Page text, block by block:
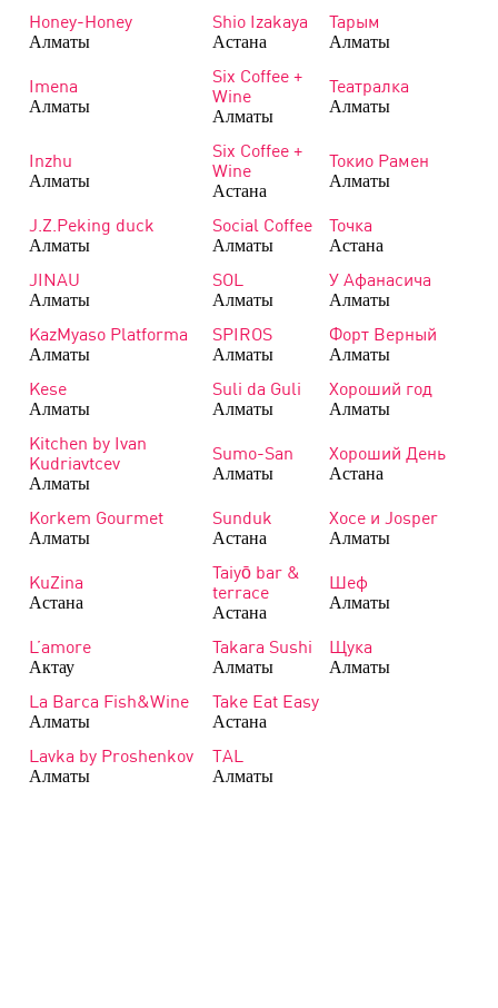
Honey-Honey
Алматы
Shio Izakaya
Астана
Тарым
Алматы
Imena
Алматы
Six Сoffee +
Wine
Алматы
Театралка
Алматы
Inzhu
Алматы
Six Сoffee +
Wine
Астана
Токио Рамен
Алматы
J.Z.Peking duck
Алматы
Social Coffee
Алматы
Точка
Астана
JINAU
Алматы
SOL
Алматы
У Афанасича
Алматы
KazMyaso Platforma
Алматы
SPIROS
Алматы
Форт Верный
Алматы
Kese
Алматы
Suli da Guli
Алматы
Хороший год
Алматы
Kitchen by Ivan
Kudriavtcev
Алматы
Sumo-San
Алматы
Хороший День
Астана
Korkem Gourmet
Алматы
Sunduk
Астана
Хосе и Josper
Алматы
KuZina
Астана
Taiyō bar &
terrace
Астана
Шеф
Алматы
L’amore
Актау
Takara Sushi
Алматы
Щука
Алматы
La Barca Fish&Wine
Алматы
Take Eat Easy
Астана
Lavka by Proshenkov
Алматы
TAL
Алматы